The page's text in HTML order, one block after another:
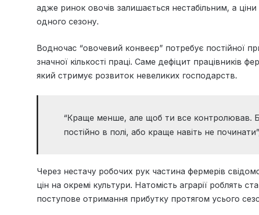
адже ринок овочів залишається нестабільним, а
одного сезону.
Водночас “овочевий конвеєр” потребує постійної
значної кількості праці. Саме дефіцит працівників
який стримує розвиток невеликих господарств.
“Краще менше, але щоб ти все контролював.
постійно в полі, або краще навіть не
Через нестачу робочих рук частина фермерів
цін на окремі культури. Натомість аграрії роблять
поступове отримання прибутку протягом усього